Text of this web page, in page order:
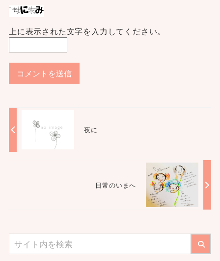
上に表示された文字を入力してください。
夜に
日常のいまへ